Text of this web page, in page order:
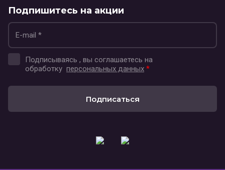
Подпишитесь на акции
Подписываясь , вы соглашаетесь на
обработку персональных данных *
Подписаться